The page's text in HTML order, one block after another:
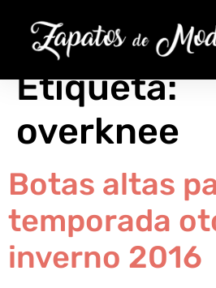
Etiqueta:
overknee
Botas altas
temporada
inverno 2016